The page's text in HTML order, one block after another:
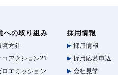
への取り組み
方針
アクション21
エミッション
採用情報
採用情報
採用応募申込
会社見学